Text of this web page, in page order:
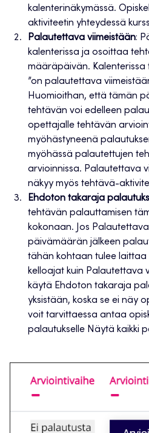
kalenterinäkymässä.
aktiviteetin yhteydessä
Palautettava viimeistään:
kalenterissa ja osoittaa
määräpäivän.
”on palautettava
Huomioithan, että tämän
tehtävän voi edelleen
opettajalle tehtävän
myöhästyneenä
myöhässä palautettujen
arvioinnissa. Palautettava
näkyy myös tehtävä-
Ehdoton takaraja
tehtävän palauttamisen
kokonaan. Jos
päivämäärän jälkeen
tähän kohtaan tulee
kelloajat kuin Palautettava
käytä Ehdoton takaraja
yksistään, koska se ei näy
voit tarvittaessa antaa
palautukselle Näytä kaikki